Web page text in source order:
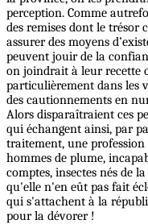
perception. Comme
des remises dont le trésor
assurer des moyens
peuvent jouir de la
on joindrait à leur recette
particulièrement dans les
des cautionnements en
Alors disparaîtraient ces
qui échangent ainsi, par
traitement, une
hommes de plume,
comptes, insectes nés de
qu'elle n'en eût pas fait
qui s'attachent à la
pour la dévorer !